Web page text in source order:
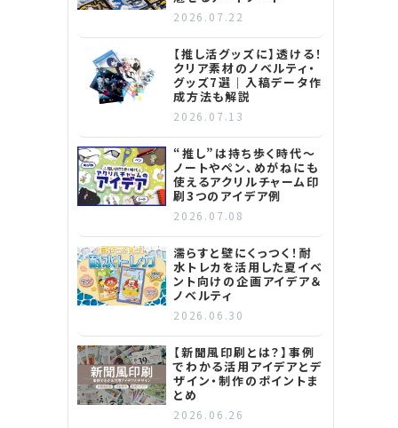
2026.07.22
【推し活グッズに】透ける！
クリア素材のノベルティ・
グッズ7選｜入稿データ作
成方法も解説
2026.07.13
“推し”は持ち歩く時代～
ノートやペン、めがねにも
使えるアクリルチャーム印
刷3つのアイデア例
2026.07.08
濡らすと壁にくっつく！耐
水トレカを活用した夏イベ
ント向けの企画アイデア＆
ノベルティ
2026.06.30
【新聞風印刷とは？】事例
でわかる活用アイデアとデ
ザイン・制作のポイントま
とめ
2026.06.26